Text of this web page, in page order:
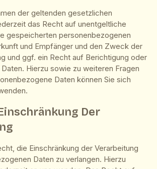
der geltenden gesetzlichen
das Recht auf unentgeltliche
gespeicherten personenbezogenen
und Empfänger und den Zweck der
und ggf. ein Recht auf Berichtigung oder
Hierzu sowie zu weiteren Fragen
Daten können Sie sich
Der
die Einschränkung der Verarbeitung
Daten zu verlangen. Hierzu